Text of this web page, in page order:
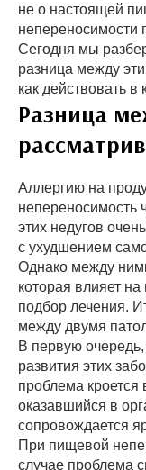
не о настоящей
непереносимости
Сегодня мы
разница между
как действовать
Разница
Аллергию на
непереносимость
этих недугов
с ухудшением
Однако между
которая влияет
подбор лечения.
между двумя
В первую
развития этих
проблема кроется
оказавшийся в
сопровождается
При пищевой
случае проблема